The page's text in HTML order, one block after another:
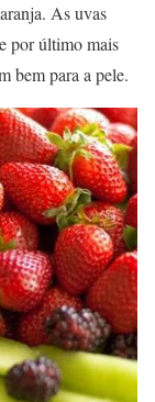
As uvas
por último mais
bem para a pele.